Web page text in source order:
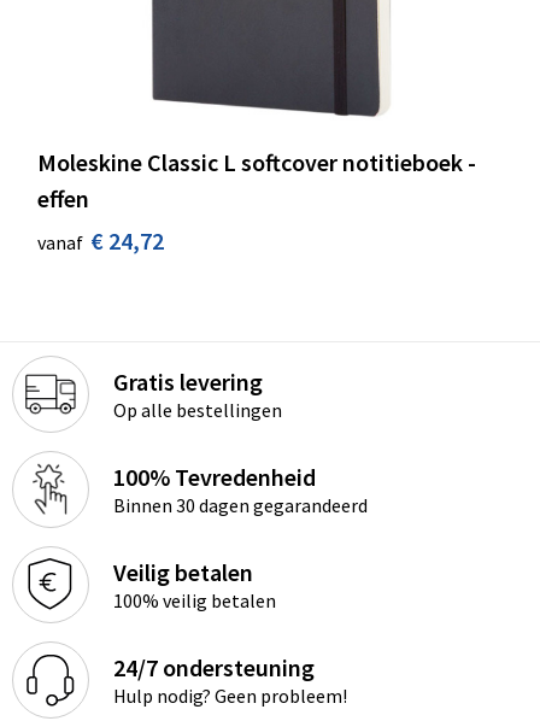
Moleskine Classic L softcover notitieboek -
effen
vanaf € 24,72
Gratis levering
Op alle bestellingen
100% Tevredenheid
Binnen 30 dagen gegarandeerd
Veilig betalen
100% veilig betalen
24/7 ondersteuning
Hulp nodig? Geen probleem!